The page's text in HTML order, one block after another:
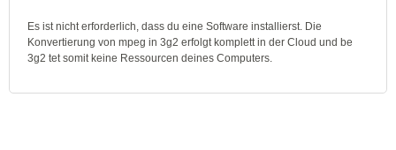
Es ist nicht erforderlich, dass du eine Software installierst. Die
Konvertierung von mpeg in 3g2 erfolgt komplett in der Cloud und be
3g2 tet somit keine Ressourcen deines Computers.